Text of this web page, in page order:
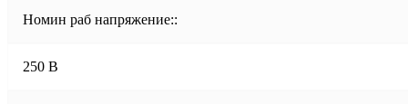
Номин раб напряжение::
250 В